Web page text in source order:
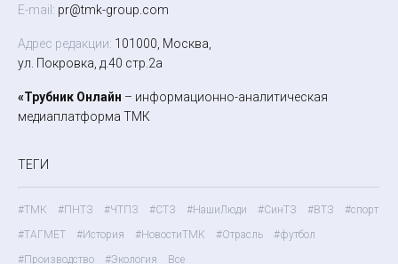
E-mail: pr@tmk-group.com
Адрес редакции: 101000, Москва,
ул. Покровка, д.40 стр.2а
«Трубник Онлайн – информационно-аналитическая
медиаплатформа ТМК
ТЕГИ
#ТМК #ПНТЗ #ЧТПЗ #СТЗ #НашиЛюди #СинТЗ #ВТЗ
#спорт
#ТАГМЕТ
#История #НовостиТМК #Отрасль
#футбол
#Производство
#Экология Все